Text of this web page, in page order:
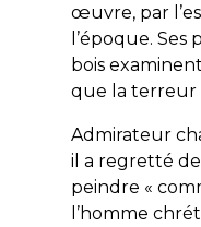
œuvre, par
l’époque.
bois
que la terreur
Admirateur
il a regretté de
peindre «
l’homme